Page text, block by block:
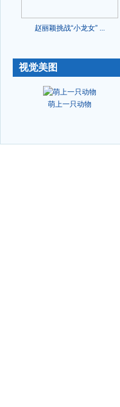
赵丽颖挑战“小龙女” ...
视觉美图
萌上一只动物